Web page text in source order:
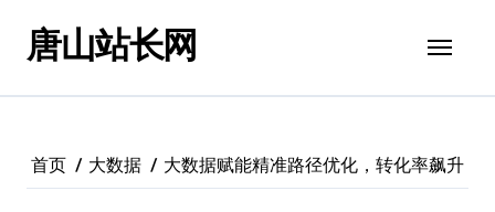
唐山站长网
首页 大数据 大数据赋能精准路径优化，转化率飙升